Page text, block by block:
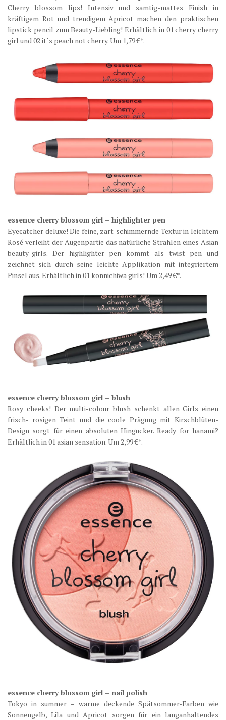
Cherry blossom lips! Intensiv und samtig-mattes Finish in
kräftigem Rot und trendigem Apricot machen den praktischen
lipstick pencil zum Beauty-Liebling! Erhältlich in 01 cherry cherry
girl und 02 it`s peach not cherry. Um 1,79 €*.
essence cherry blossom girl – highlighter pen
Eyecatcher deluxe! Die feine, zart-schimmernde Textur in leichtem
Rosé verleiht der Augenpartie das natürliche Strahlen eines Asian
beauty-girls. Der highlighter pen kommt als twist pen und
zeichnet sich durch seine leichte Applikation mit integriertem
Pinsel aus. Erhältlich in 01 konnichiwa girls! Um 2,49 €*.
essence cherry blossom girl – blush
Rosy cheeks! Der multi-colour blush schenkt allen Girls einen
frisch- rosigen Teint und die coole Prägung mit Kirschblüten-
Design sorgt für einen absoluten Hingucker. Ready for hanami?
Erhältlich in 01 asian sensation. Um 2,99 €*.
essence cherry blossom girl – nail polish
Tokyo in summer – warme deckende Spätsommer-Farben wie
Sonnengelb, Lila und Apricot sorgen für ein langanhaltendes